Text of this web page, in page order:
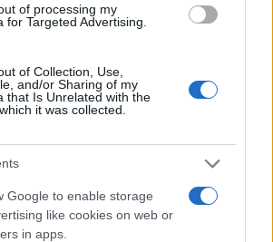
of processing my
for Targeted Advertising.
of Collection, Use,
and/or Sharing of my
that Is Unrelated with the
it was collected.
Google to enable storage
like cookies on web or
in apps.
οποιαδήποτε θαλάσσια
αστυνομικά
πριν 1 ώρα
Το πάρτι των Soul II
Soul στο Σάνη - Δείτε
βίντεο
«Back to life», μηνύματα